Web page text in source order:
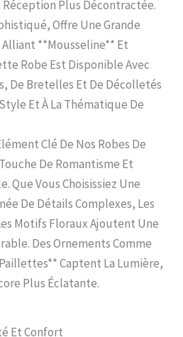
Réception Plus Décontractée.
Offre Une Grande
**mousseline** Et
Robe Est Disponible Avec
De Bretelles Et De Décolletés
Et À La Thématique De
Clé De Nos Robes De
De Romantisme Et
Que Vous Choisissiez Une
De Détails Complexes, Les
Motifs Floraux Ajoutent Une
Des Ornements Comme
Captent La Lumière,
Plus Éclatante.
Et Confort